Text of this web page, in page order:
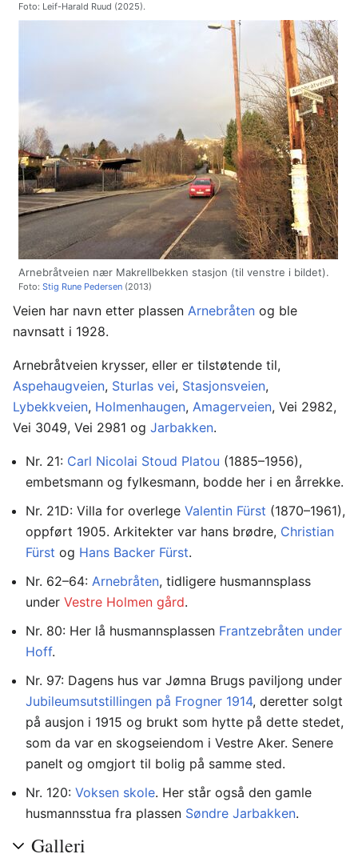
Foto: Leif-Harald Ruud (2025).
Arnebråtveien nær Makrellbekken stasjon (til venstre i bildet).
Foto: Stig Rune Pedersen (2013)
Veien har navn etter plassen Arnebråten og ble
navnsatt i 1928.
Arnebråtveien krysser, eller er tilstøtende til,
Aspehaugveien, Sturlas vei, Stasjonsveien,
Lybekkveien, Holmenhaugen, Amagerveien, Vei 2982,
Vei 3049, Vei 2981 og Jarbakken.
Nr. 21: Carl Nicolai Stoud Platou (1885–1956),
embetsmann og fylkesmann, bodde her i en årrekke.
Nr. 21D: Villa for overlege Valentin Fürst (1870–1961),
oppført 1905. Arkitekter var hans brødre, Christian
Fürst og Hans Backer Fürst.
Nr. 62–64: Arnebråten, tidligere husmannsplass
under Vestre Holmen gård.
Nr. 80: Her lå husmannsplassen Frantzebråten under
Hoff.
Nr. 97: Dagens hus var Jømna Brugs paviljong under
Jubileumsutstillingen på Frogner 1914, deretter solgt
på ausjon i 1915 og brukt som hytte på dette stedet,
som da var en skogseiendom i Vestre Aker. Senere
panelt og omgjort til bolig på samme sted.
Nr. 120: Voksen skole. Her står også den gamle
husmannsstua fra plassen Søndre Jarbakken.
Galleri